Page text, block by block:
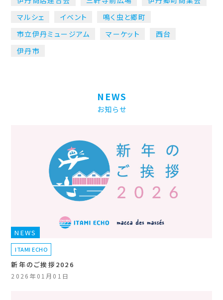
マルシェ
イベント
鳴く虫と郷町
市立伊丹ミュージアム
マーケット
西台
伊丹市
NEWS
お知らせ
NEWS
ITAMI ECHO
新年のご挨拶2026
2026年01月01日